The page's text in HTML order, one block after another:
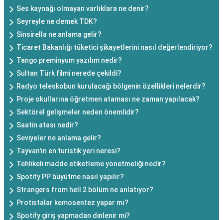
Ses kaynağı olmayan varlıklara ne denir?
Seyreyle ne demek TDK?
Sinsirella ne anlama gelir?
Ticaret Bakanlığı tüketici şikayetlerini nasıl değerlendiriyor?
Tango preminyum yazılım nedir?
Sultan Türk filmi nerede çekildi?
Radyo teleskobun kurulacağı bölgenin özellikleri nelerdir?
Proje okullarına öğretmen ataması ne zaman yapılacak?
Sektörel gelişmeler neden önemlidir?
Saatin atası nedir?
Seviyeler ne anlama gelir?
Tayvan'ın en turistik yeri neresi?
Tehlikeli madde etiketleme yönetmeliği nedir?
Spotify PP büyütme nasıl yapılır?
Strangers from hell 2 bölüm ne anlatıyor?
Protistalar kemosentez yapar mı?
Spotify giriş yapmadan dinlenir mi?